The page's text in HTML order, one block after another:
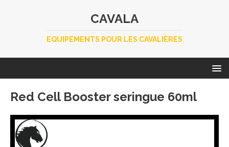
CAVALA
EQUIPEMENTS POUR LES CAVALIÈRES
Red Cell Booster seringue 60ml